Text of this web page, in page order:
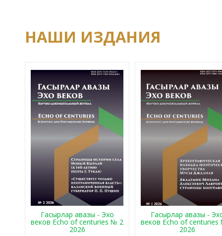
НАШИ ИЗДАНИЯ
Гасырлар авазы - Эхо
веков Echo of centuries № 2
2026
Гасырлар авазы -
веков Echo of
2026